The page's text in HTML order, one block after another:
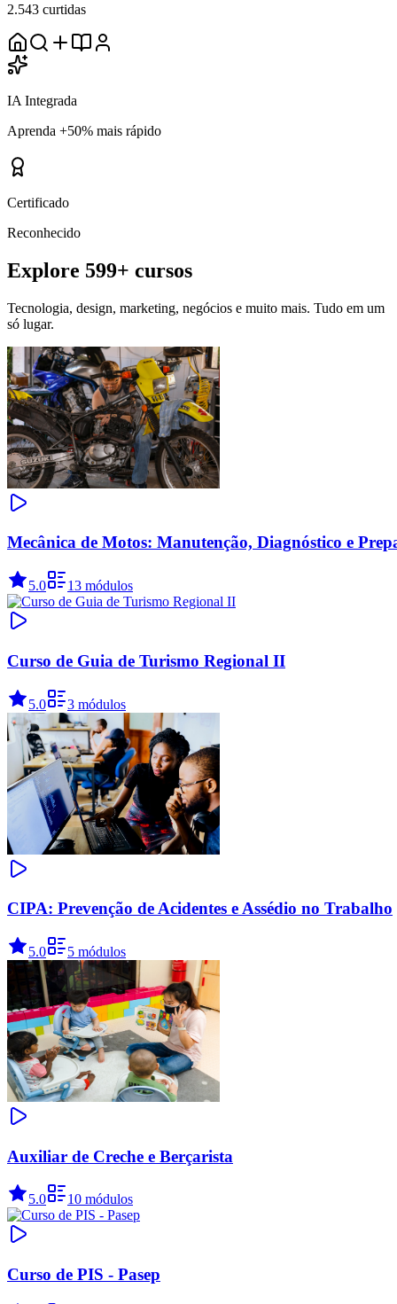
2.543 curtidas
IA Integrada
Aprenda +50% mais rápido
Certificado
Reconhecido
Explore 599+ cursos
Tecnologia, design, marketing, negócios e muito mais. Tudo em um
só lugar.
Mecânica de Motos: Manutenção, Diagnóstico e
5.0 13 módulos
Curso de Guia de Turismo Regional II
5.0 3 módulos
CIPA: Prevenção de Acidentes e Assédio no Trabalho
5.0 5 módulos
Auxiliar de Creche e Berçarista
5.0 10 módulos
Curso de PIS - Pasep